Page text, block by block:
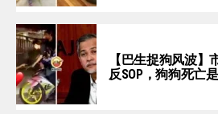
【巴生捉狗风波】
反SOP，狗狗死亡